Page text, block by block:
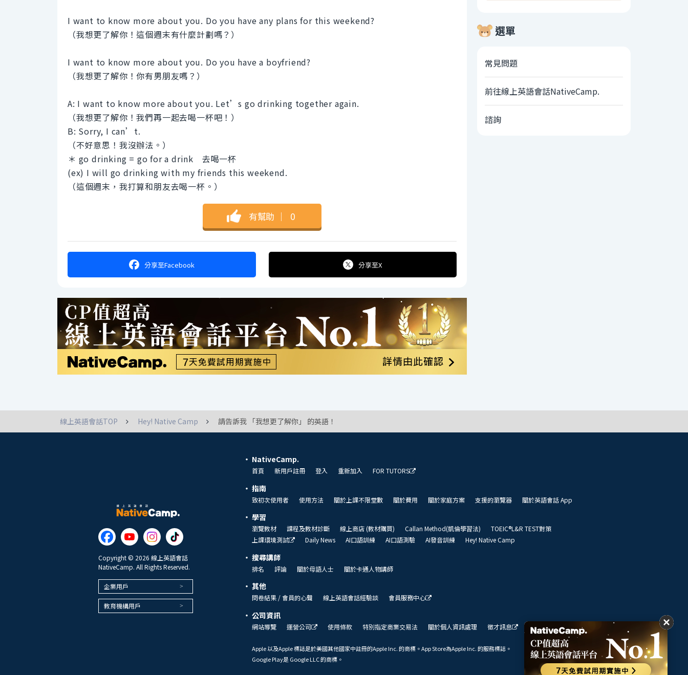
I want to know more about you. Do you have any plans for this weekend?
（我想更了解你！這個週末有什麼計劃嗎？）
I want to know more about you. Do you have a boyfriend?
（我想更了解你！你有男朋友嗎？）
A: I want to know more about you. Let’s go drinking together again.
（我想更了解你！我們再一起去喝一杯吧！）
B: Sorry, I can’t.
（不好意思！我沒辦法。）
＊ go drinking = go for a drink 去喝一杯
(ex) I will go drinking with my friends this weekend.
（這個週末，我打算和朋友去喝一杯。）
有幫助 ｜ 0
分享至Facebook 分享至X
選單
常見問題
前往線上英語會話NativeCamp.
諮詢
線上英語會話TOP Hey! Native Camp 請告訴我 「我想更了解你」 的英語！
Copyright © 2026 線上英語會話
NativeCamp. All Rights Reserved.
企業用戶
教育機構用戶
NativeCamp.
首頁 新用戶註冊 登入 重新加入 FOR TUTORS
指南
致初次使用者 使用方法 關於上課不限堂數 關於費用 關於家庭方案 支援的瀏覽器 關於英語會話 App
學習
瀏覽教材 課程及教材診斷 線上商店 (教材購買) Callan Method(凱倫學習法)
TOEIC®L&R TEST對策
上課環境測試
Daily News AI口語訓練 AI口語測驗 AI發音訓練 Hey! Native Camp
搜尋講師
排名 評論 關於母語人士 關於卡通人物講師
其他
問卷結果 / 會員的心聲 線上英語會話經驗談 會員服務中心
公司資訊
網站導覽 運營公司 使用條款 特別指定商業交易法 關於個人資訊處理 徵才訊息 我們的展望
Apple 以及Apple 標誌是於美國其他國家中註冊的Apple Inc. 的商標。App Store為Apple Inc. 的服務標誌。
Google Play是 Google LLC 的商標。